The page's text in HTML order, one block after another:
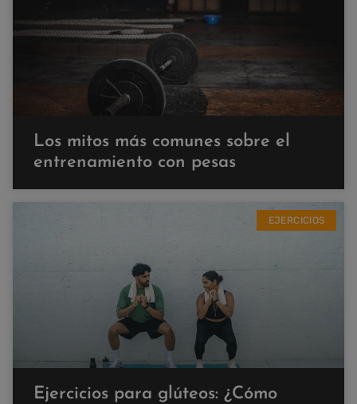
Los mitos más comunes sobre el
entrenamiento con pesas
EJERCICIOS
Ejercicios para glúteos: ¿Cómo